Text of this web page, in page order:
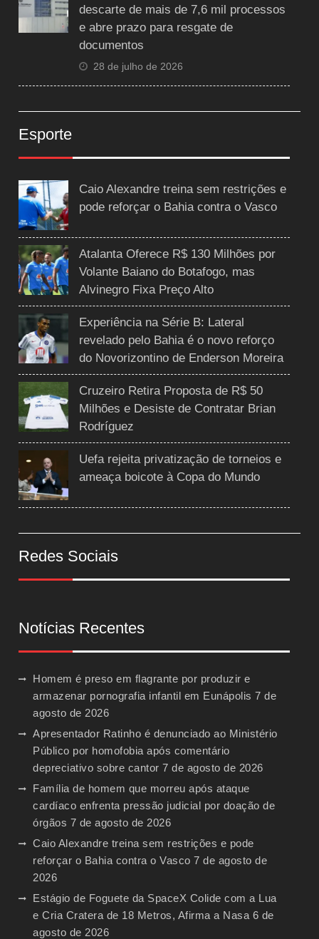
descarte de mais de 7,6 mil processos
e abre prazo para resgate de
documentos
28 de julho de 2026
Esporte
Caio Alexandre treina sem restrições e
pode reforçar o Bahia contra o Vasco
Atalanta Oferece R$ 130 Milhões por
Volante Baiano do Botafogo, mas
Alvinegro Fixa Preço Alto
Experiência na Série B: Lateral
revelado pelo Bahia é o novo reforço
do Novorizontino de Enderson Moreira
Cruzeiro Retira Proposta de R$ 50
Milhões e Desiste de Contratar Brian
Rodríguez
Uefa rejeita privatização de torneios e
ameaça boicote à Copa do Mundo
Redes Sociais
Notícias Recentes
Homem é preso em flagrante por produzir e
armazenar pornografia infantil em Eunápolis 7 de
agosto de 2026
Apresentador Ratinho é denunciado ao Ministério
Público por homofobia após comentário
depreciativo sobre cantor 7 de agosto de 2026
Família de homem que morreu após ataque
cardíaco enfrenta pressão judicial por doação de
órgãos 7 de agosto de 2026
Caio Alexandre treina sem restrições e pode
reforçar o Bahia contra o Vasco 7 de agosto de
2026
Estágio de Foguete da SpaceX Colide com a Lua
e Cria Cratera de 18 Metros, Afirma a Nasa 6 de
agosto de 2026